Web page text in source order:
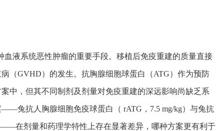
血液系统恶性肿瘤的重要手段。移植后免疫重建的质量直接
（GVHD）的发生。抗胸腺细胞球蛋白（ATG）作为预防
中，但其不同制剂及剂量对免疫重建的深远影响尚缺乏系
兔抗人胸腺细胞免疫球蛋白（ rATG，7.5 mg/kg）与兔抗
——在剂量和药理学特性上存在显著差异，哪种方案更有利于